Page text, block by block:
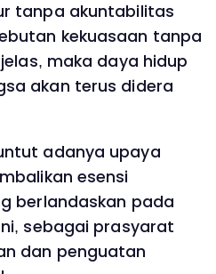
tanpa akuntabilitas
kekuasaan tanpa
maka daya hidup
akan terus didera
adanya upaya
esensi
berlandaskan pada
sebagai prasyarat
dan penguatan